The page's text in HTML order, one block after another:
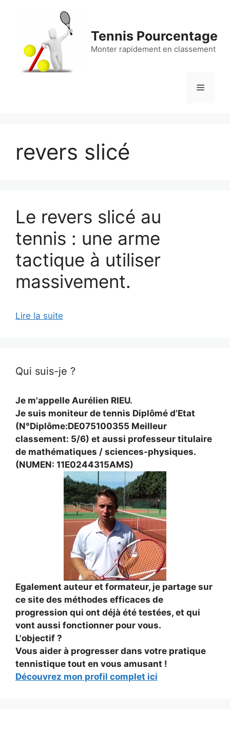
Tennis Pourcentage
Monter rapidement en classement
Menu
revers slicé
Le revers slicé au
tennis : une arme
tactique à utiliser
massivement.
Lire la suite
Qui suis-je ?
Je m'appelle Aurélien RIEU.
Je suis moniteur de tennis Diplômé d’Etat
(N°Diplôme:DE075100355 Meilleur
classement: 5/6) et aussi professeur titulaire
de mathématiques / sciences-physiques.
(NUMEN: 11E0244315AMS)
Egalement auteur et formateur, je partage sur
ce site des méthodes efficaces de
progression qui ont déjà été testées, et qui
vont aussi fonctionner pour vous.
L'objectif ?
Vous aider à progresser dans votre pratique
tennistique tout en vous amusant !
Découvrez mon profil complet ici